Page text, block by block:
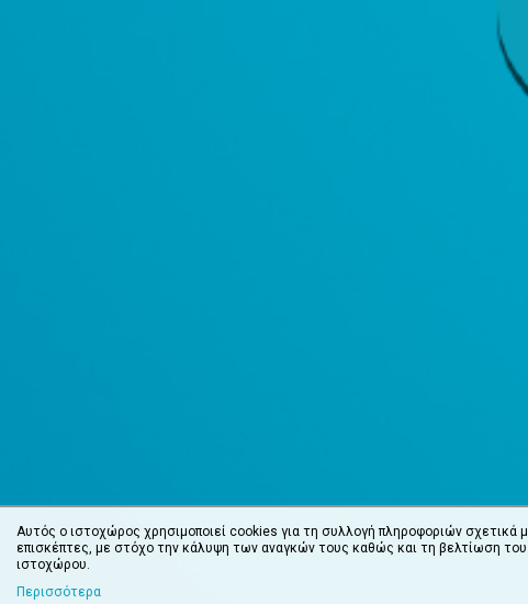
Αυτός ο ιστοχώρος χρησιμοποιεί cookies για τη συλλογή πληροφοριών σχετικά
επισκέπτες, με στόχο την κάλυψη των αναγκών τους καθώς και τη βελτίωση του
ιστοχώρου.
Περισσότερα